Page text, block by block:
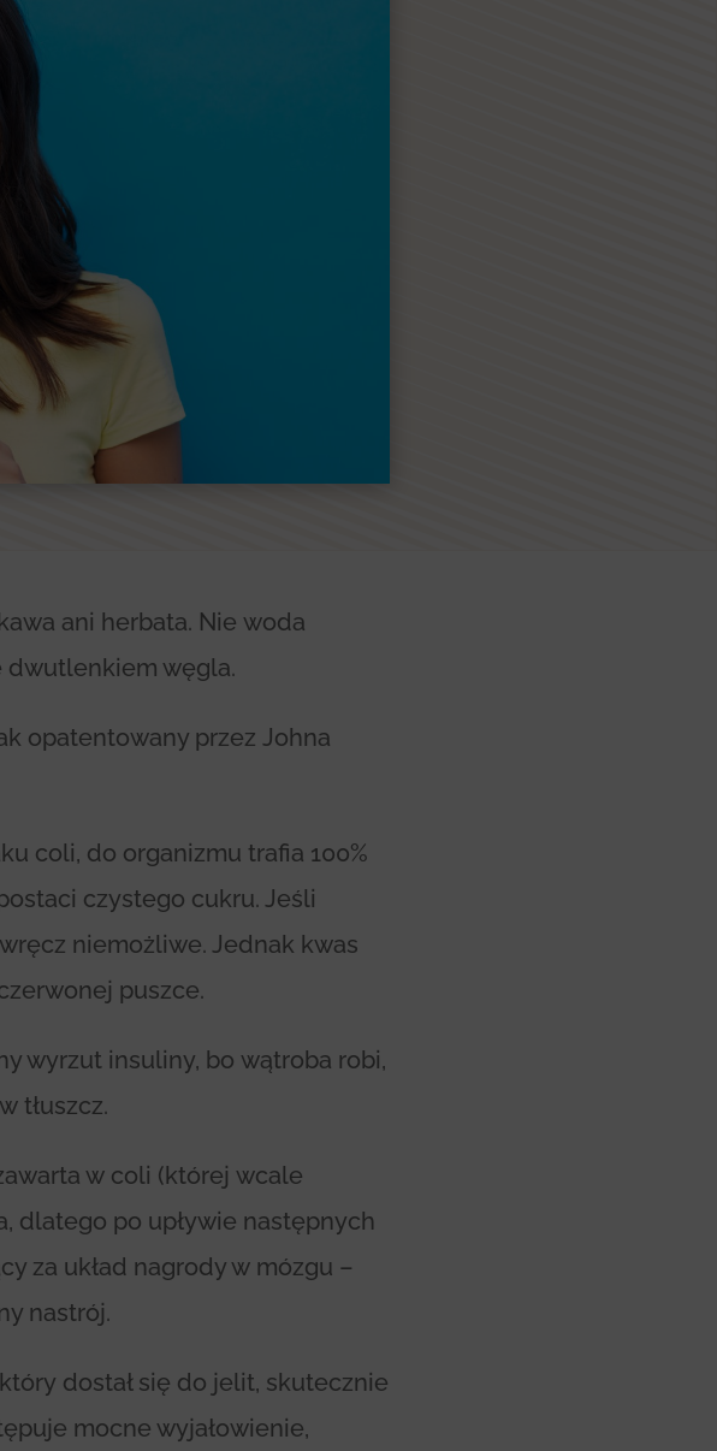
ani herbata. Nie woda
dwutlenkiem węgla.
opatentowany przez Johna
coli, do organizmu trafia 100%
czystego cukru. Jeśli
niemożliwe. Jednak kwas
puszce.
wyrzut insuliny, bo wątroba robi,
tłuszcz.
w coli (której wcale
dlatego po upływie następnych
za układ nagrody w mózgu –
nastrój.
dostał się do jelit, skutecznie
mocne wyjałowienie,